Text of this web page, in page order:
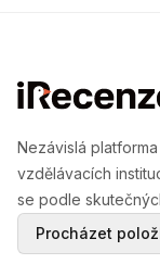
Nezávislá
vzdělávacích
se podle
Procházet